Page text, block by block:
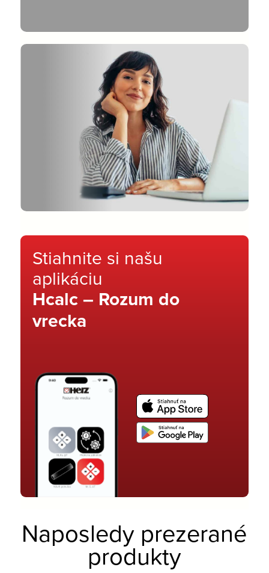
Stiahnite si našu
aplikáciu
Hcalc – Rozum do
vrecka
Naposledy prezerané
produkty